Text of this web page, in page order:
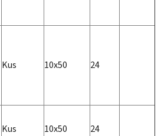
Kus 10x50 24
Kus 10x50 24